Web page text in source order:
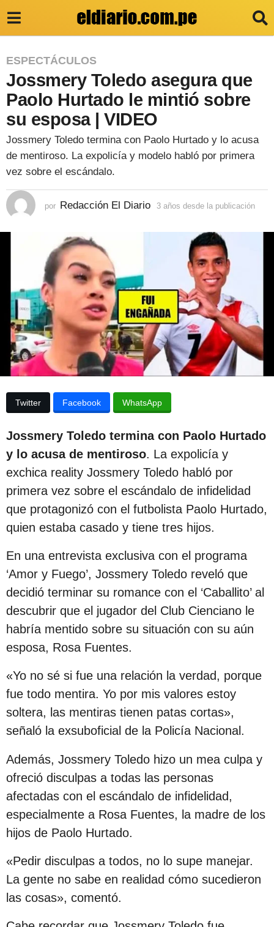
3
a
ñ
o
s
d
e
d
u
b
c
a
c
n
a
ñ
o
s
d
e
s
d
e
p
u
b
l
i
c
a
c
ó
n
ESPECTÁCULOS
Jossmery Toledo asegura que
Paolo Hurtado le mintió sobre
su esposa | VIDEO
Jossmery Toledo termina con Paolo Hurtado y lo acusa
de mentiroso. La expolicía y modelo habló por primera
vez sobre el escándalo.
por Redacción El Diario 3 años desde la publicación
e
l
a
p
u
i
Twitter Facebook WhatsApp
Jossmery Toledo termina con Paolo Hurtado
y lo acusa de mentiroso. La expolicía y
exchica reality Jossmery Toledo habló por
primera vez sobre el escándalo de infidelidad
que protagonizó con el futbolista Paolo Hurtado,
quien estaba casado y tiene tres hijos.
En una entrevista exclusiva con el programa
‘Amor y Fuego’, Jossmery Toledo reveló que
decidió terminar su romance con el ‘Caballito’ al
descubrir que el jugador del Club Cienciano le
habría mentido sobre su situación con su aún
esposa, Rosa Fuentes.
«Yo no sé si fue una relación la verdad, porque
fue todo mentira. Yo por mis valores estoy
soltera, las mentiras tienen patas cortas»,
señaló la exsuboficial de la Policía Nacional.
Además, Jossmery Toledo hizo un mea culpa y
ofreció disculpas a todas las personas
afectadas con el escándalo de infidelidad,
especialmente a Rosa Fuentes, la madre de los
hijos de Paolo Hurtado.
«Pedir disculpas a todos, no lo supe manejar.
La gente no sabe en realidad cómo sucedieron
las cosas», comentó.